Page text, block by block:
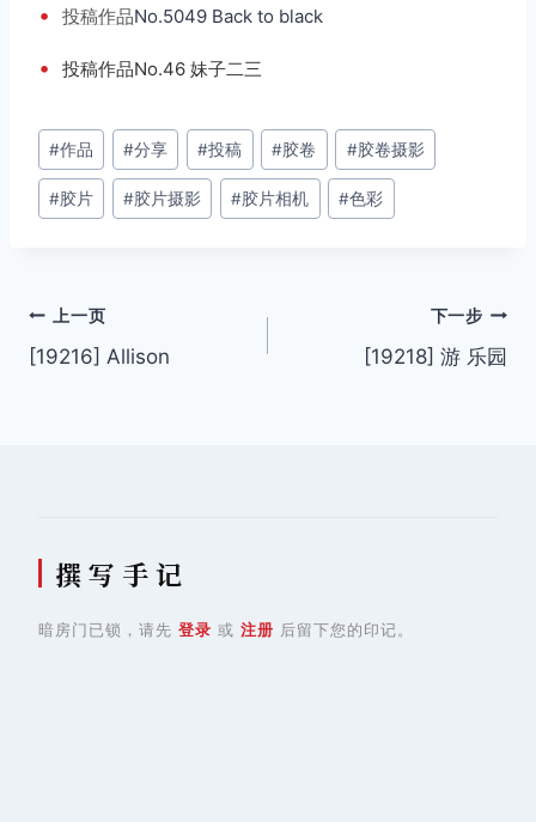
• 投稿作品No.5049 Back to black
• 投稿作品No.46 妹子二三
文
章
标
#作品 #分享 #投稿 #胶卷 #胶卷摄影
#胶片 #胶片摄影 #胶片相机 #色彩
文
章
上一页
[19216] Allison
下一步
[19218] 游 乐园
撰 写 手 记
暗房门已锁，请先 登录 或 注册 后留下您的印记。